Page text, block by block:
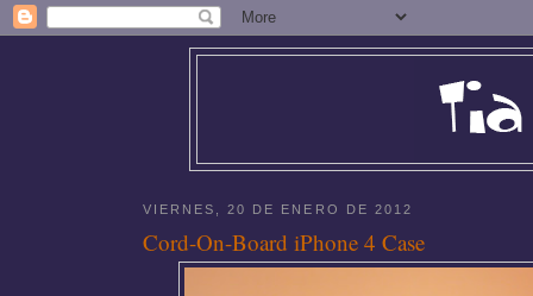
VIERNES, 20 DE ENERO DE 2012
Cord-On-Board iPhone 4 Case